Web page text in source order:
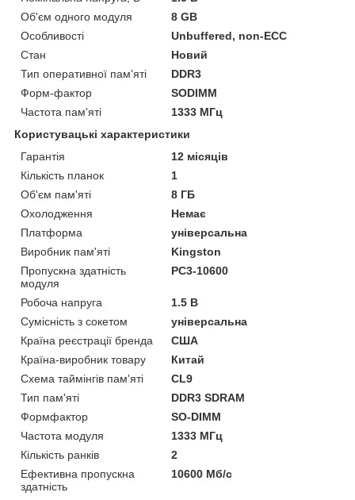
Об'єм одного модуля
8 GB
Особливості
Unbuffered, non-ECC
Стан
Новий
Тип оперативної пам'яті
DDR3
Форм-фактор
SODIMM
Частота пам'яті
1333 МГц
Користувацькі характеристики
Гарантія
12 місяців
Кількість планок
1
Об'єм пам'яті
8 ГБ
Охолодження
Немає
Платформа
універсальна
Виробник пам'яті
Kingston
Пропускна здатність
модуля
PC3-10600
Робоча напруга
1.5 В
Сумісність з сокетом
універсальна
Країна реєстрації бренда
США
Країна-виробник товару
Китай
Схема таймінгів пам'яті
CL9
Тип пам'яті
DDR3 SDRAM
Формфактор
SO-DIMM
Частота модуля
1333 МГц
Кількість ранків
2
Ефективна пропускна
здатність
10600 Мб/с